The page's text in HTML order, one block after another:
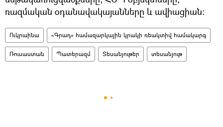
ռազմական օդանավակայանները և ավիացիան:
Ուկրաինա «Գրադ» համազարկային կրակի ռեակտիվ համակարգ
Ռուսաստան Պատերազմ Տեսանյութեր տեսանյութ